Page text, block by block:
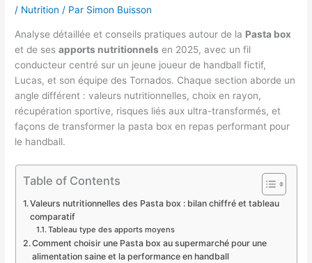
/ Nutrition / Par Simon Buisson
Analyse détaillée et conseils pratiques autour de la Pasta box
et de sesapports nutritionnels en 2025, avec un fil
conducteur centré sur un jeune joueur de handball fictif,
Lucas, et son équipe des Tornados. Chaque section aborde un
angle différent : valeurs nutritionnelles, choix en rayon,
récupération sportive, risques liés aux ultra-transformés, et
façons de transformer la pasta box en repas performant pour
le handball.
Table of Contents
Valeurs nutritionnelles des Pasta box : bilan chiffré et tableau
comparatif
Tableau type des apports moyens
Comment choisir une Pasta box au supermarché pour une
alimentation saine et la performance en handball